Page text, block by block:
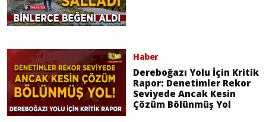
Haber
Dereboğazı Yolu İçin Kritik
Rapor: Denetimler Rekor
Seviyede Ancak Kesin
Çözüm Bölünmüş Yol